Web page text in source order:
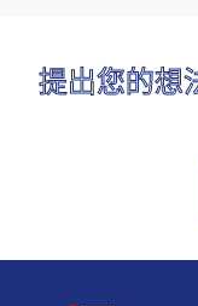
提出您的想